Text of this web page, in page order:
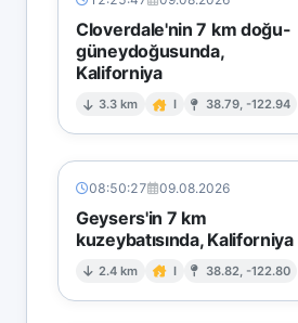
Cloverdale'nin 7 km doğu-
güneydoğusunda,
Kaliforniya
3.3 km I 38.79, -122.94
08:50:27 09.08.2026
Geysers'in 7 km
kuzeybatısında, Kaliforniya
2.4 km I 38.82, -122.80